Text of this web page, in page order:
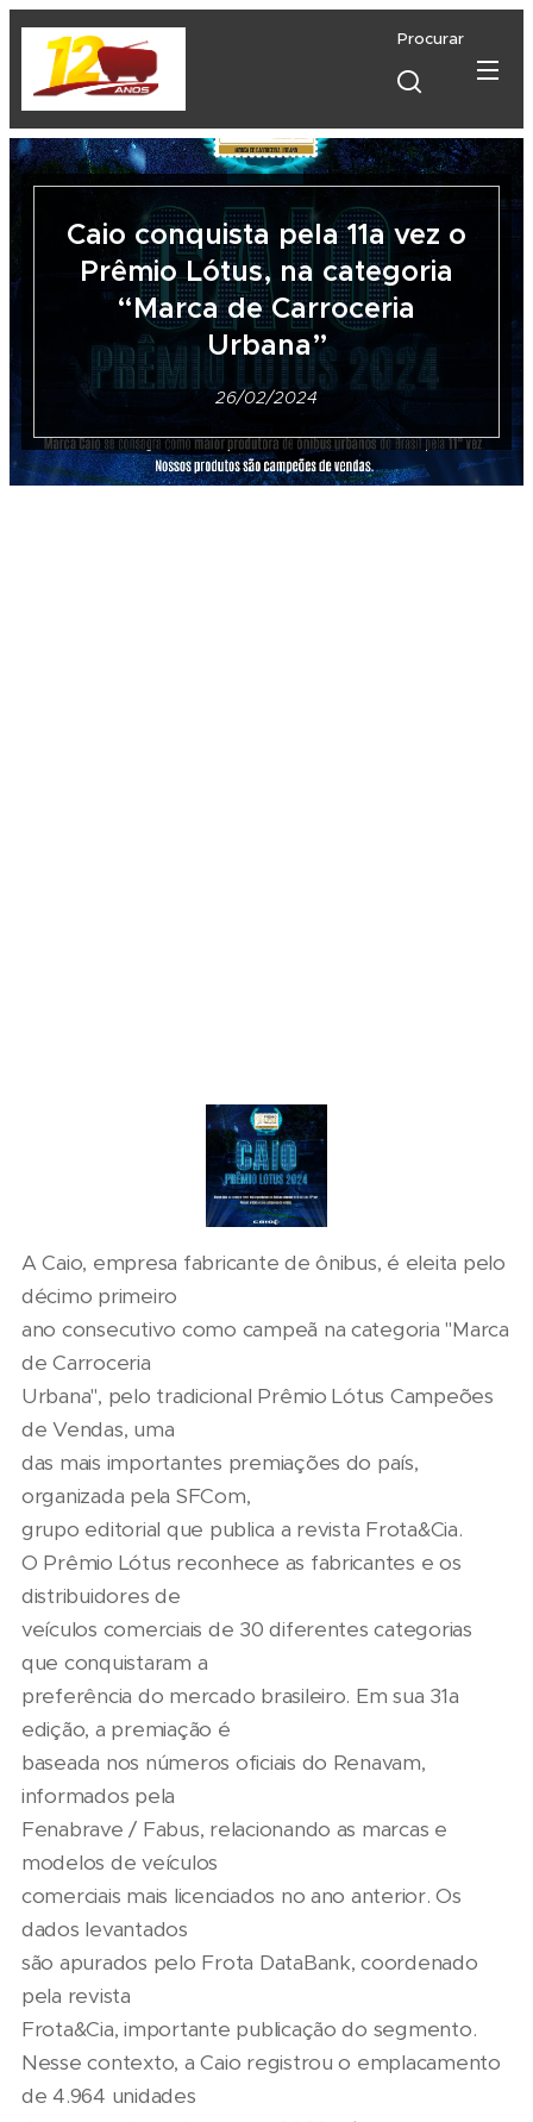
Procurar
Caio conquista pela 11a vez o
Prêmio Lótus, na categoria
“Marca de Carroceria
Urbana”
26/02/2024
A Caio, empresa fabricante de ônibus, é eleita pelo
décimo primeiro
ano consecutivo como campeã na categoria "Marca
de Carroceria
Urbana", pelo tradicional Prêmio Lótus Campeões
de Vendas, uma
das mais importantes premiações do país,
organizada pela SFCom,
grupo editorial que publica a revista Frota&Cia.
O Prêmio Lótus reconhece as fabricantes e os
distribuidores de
veículos comerciais de 30 diferentes categorias
que conquistaram a
preferência do mercado brasileiro. Em sua 31a
edição, a premiação é
baseada nos números oficiais do Renavam,
informados pela
Fenabrave / Fabus, relacionando as marcas e
modelos de veículos
comerciais mais licenciados no ano anterior. Os
dados levantados
são apurados pelo Frota DataBank, coordenado
pela revista
Frota&Cia, importante publicação do segmento.
Nesse contexto, a Caio registrou o emplacamento
de 4.964 unidades